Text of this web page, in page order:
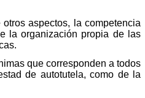
aspectos, la competencia
la organización propia de las
que corresponden a todos
de autotutela, como de la